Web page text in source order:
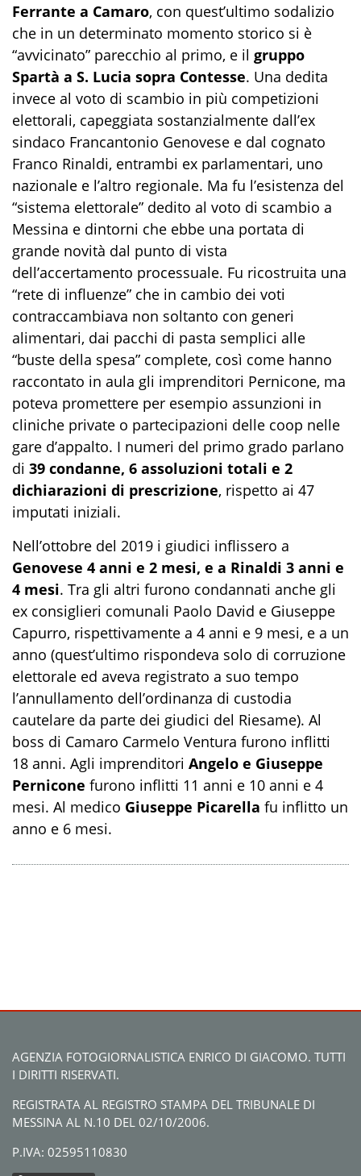
Ferrante a Camaro, con quest’ultimo sodalizio
che in un determinato momento storico si è
“avvicinato” parecchio al primo, e il gruppo
Spartà a S. Lucia sopra Contesse. Una dedita
invece al voto di scambio in più competizioni
elettorali, capeggiata sostanzialmente dall’ex
sindaco Francantonio Genovese e dal cognato
Franco Rinaldi, entrambi ex parlamentari, uno
nazionale e l’altro regionale. Ma fu l’esistenza del
“sistema elettorale” dedito al voto di scambio a
Messina e dintorni che ebbe una portata di
grande novità dal punto di vista
dell’accertamento processuale. Fu ricostruita una
“rete di influenze” che in cambio dei voti
contraccambiava non soltanto con generi
alimentari, dai pacchi di pasta semplici alle
“buste della spesa” complete, così come hanno
raccontato in aula gli imprenditori Pernicone, ma
poteva promettere per esempio assunzioni in
cliniche private o partecipazioni delle coop nelle
gare d’appalto. I numeri del primo grado parlano
di 39 condanne, 6 assoluzioni totali e 2
dichiarazioni di prescrizione, rispetto ai 47
imputati iniziali.
Nell’ottobre del 2019 i giudici inflissero a
Genovese 4 anni e 2 mesi, e a Rinaldi 3 anni e
4 mesi. Tra gli altri furono condannati anche gli
ex consiglieri comunali Paolo David e Giuseppe
Capurro, rispettivamente a 4 anni e 9 mesi, e a un
anno (quest’ultimo rispondeva solo di corruzione
elettorale ed aveva registrato a suo tempo
l’annullamento dell’ordinanza di custodia
cautelare da parte dei giudici del Riesame). Al
boss di Camaro Carmelo Ventura furono inflitti
18 anni. Agli imprenditori Angelo e Giuseppe
Pernicone furono inflitti 11 anni e 10 anni e 4
mesi. Al medico Giuseppe Picarella fu inflitto un
anno e 6 mesi.
AGENZIA FOTOGIORNALISTICA ENRICO DI GIACOMO. TUTTI
I DIRITTI RISERVATI.
REGISTRATA AL REGISTRO STAMPA DEL TRIBUNALE DI
MESSINA AL N.10 DEL 02/10/2006.
P.IVA: 02595110830